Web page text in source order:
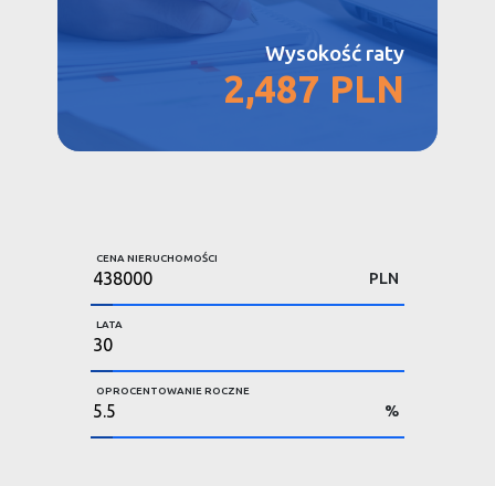
Wysokość raty
2,487 PLN
CENA NIERUCHOMOŚCI
PLN
LATA
OPROCENTOWANIE ROCZNE
%